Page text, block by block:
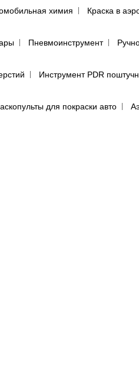
химия Краска в
Пневмоинструмент
Инструмент PDR
для покраски авто